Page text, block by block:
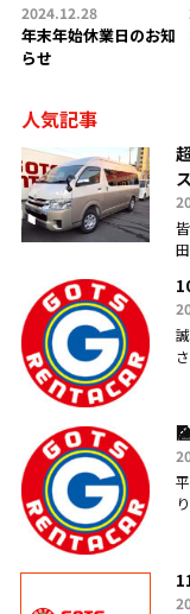
2024.12.28
年末年始休業日のお知
らせ
人気記事